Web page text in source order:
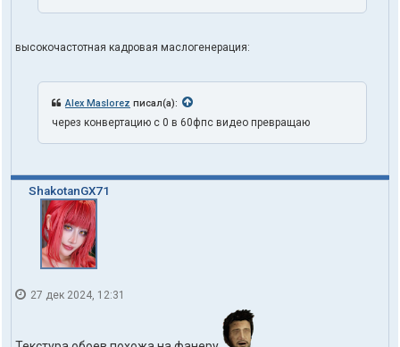
высокочастотная кадровая маслогенерация:
Alex Maslorez писал(а):
через конвертацию с 0 в 60фпс видео превращаю
ShakotanGX71
27 дек 2024, 12:31